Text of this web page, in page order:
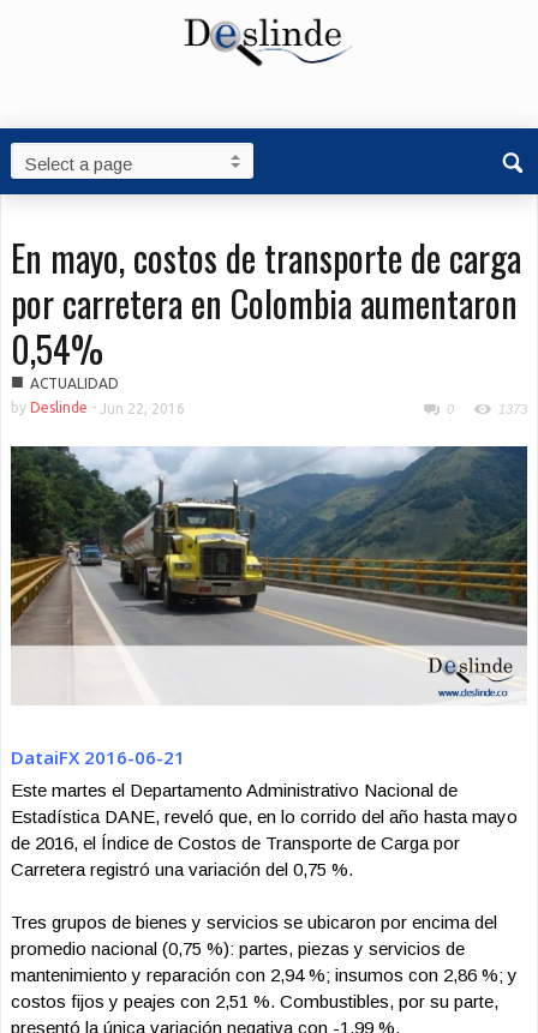
En mayo, costos de transporte de carga
por carretera en Colombia aumentaron
0,54%
■ ACTUALIDAD
by Deslinde - Jun 22, 2016 0 1373
DataiFX 2016-06-21
Este martes el Departamento Administrativo Nacional de
Estadística DANE, reveló que, en lo corrido del año hasta mayo
de 2016, el Índice de Costos de Transporte de Carga por
Carretera registró una variación del 0,75 %.
Tres grupos de bienes y servicios se ubicaron por encima del
promedio nacional (0,75 %): partes, piezas y servicios de
mantenimiento y reparación con 2,94 %; insumos con 2,86 %; y
costos fijos y peajes con 2,51 %. Combustibles, por su parte,
presentó la única variación negativa con -1,99 %.